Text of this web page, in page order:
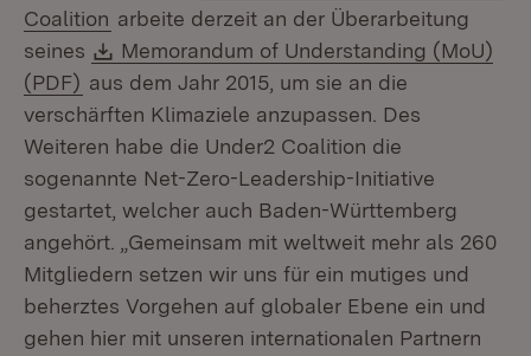
Coalition (Öffnet in neuem Fenster)
arbeite derzeit an der Überarbeitung
seines
Download:
Memorandum of Understanding (MoU)
(PDF) (Öffnet in neuem Fenster)
aus dem Jahr 2015, um sie an die
verschärften Klimaziele anzupassen. Des
Weiteren habe die Under2 Coalition die
sogenannte Net-Zero-Leadership-Initiative
gestartet, welcher auch Baden-Württemberg
angehört. „Gemeinsam mit weltweit mehr als 260
Mitgliedern setzen wir uns für ein mutiges und
beherztes Vorgehen auf globaler Ebene ein und
gehen hier mit unseren internationalen Partnern